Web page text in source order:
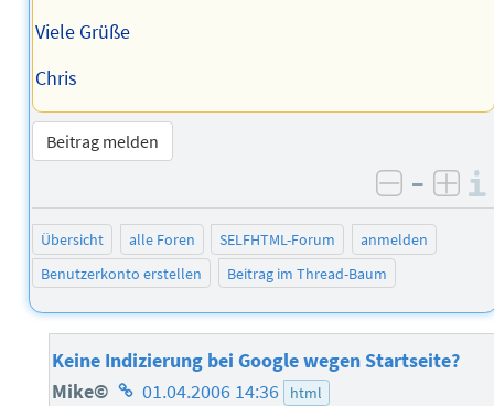
Viele Grüße
Chris
Beitrag melden
negativ
–
Übersicht alle Foren SELFHTML-Forum
anmelden
Benutzerkonto erstellen
Beitrag im Thread-Baum
Keine Indizierung bei Google wegen Startseite?
Mike© Homepage
01.04.2006 14:36 html